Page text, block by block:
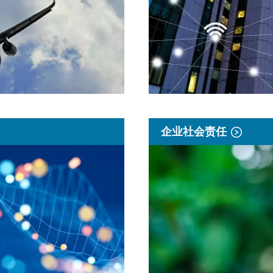
企业社会责任